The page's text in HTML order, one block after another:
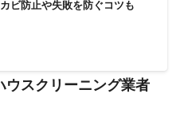
ビ防止や失敗を防ぐコツも
ウスクリーニング業者